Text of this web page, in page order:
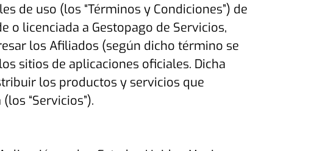
de uso (los “Términos y Condiciones”) de
o licenciada a Gestopago de Servicios,
los Afiliados (según dicho término se
sitios de aplicaciones oficiales. Dicha
los productos y servicios que
“Servicios”).